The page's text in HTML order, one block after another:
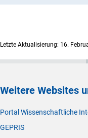
Letzte Aktualisierung: 16.
Weitere Websites
Portal Wissenschaftliche
GEPRIS